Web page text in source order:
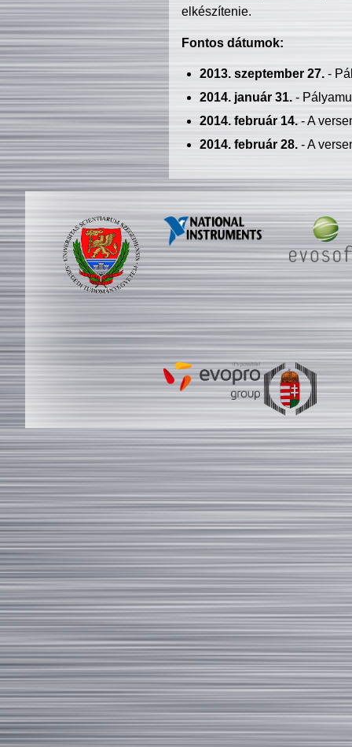
elkészítenie.
Fontos dátumok:
2013. szeptember 27.-
2014. január 31.-
2014. február 14.- A
2014. február 28.- A